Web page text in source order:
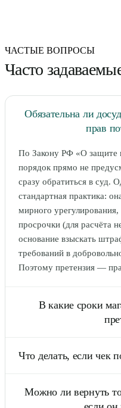
ЧАСТЫЕ ВОПРОСЫ
Часто
Обязательна ли
прав
По Закону РФ «О защите
порядок прямо не
сразу обратиться в суд.
стандартная практика:
мирного
просрочки (для расчёта
основание взыскать
требований в
Поэтому претензия —
В какие сроки
денег или соразмерном
предъявления
при проверке качества,
Что делать, если чек
Закона потребитель не
Можно ли вернуть